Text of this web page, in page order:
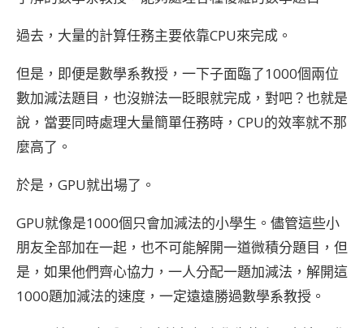
過去，大量的計算任務主要依靠CPU來完成。
但是，即便是數學系教授，一下子面臨了1000個兩位
數加減法題目，也沒辦法一眨眼就完成，對吧？也就是
說，當要同時處理大量簡單任務時，CPU的效率就不那
麼高了。
於是，GPU就出場了。
GPU就像是1000個只會加減法的小學生。儘管這些小
朋友全部加在一起，也不可能解開一道微積分題目，但
是，如果他們齊心協力，一人分配一題加減法，解開這
1000題加減法的速度，一定遠遠勝過數學系教授。